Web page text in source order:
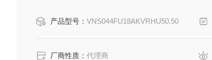
境，具备自动复位、机械锁等功能。 ‌
产品型号：VNS044FU18AKVRHU50.50
厂商性质：代理商